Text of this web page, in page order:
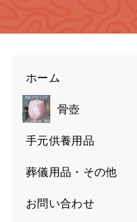
ホーム
骨壺
手元供養用品
葬儀用品・その他
お問い合わせ